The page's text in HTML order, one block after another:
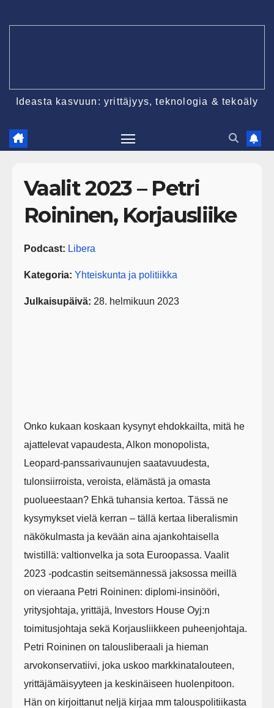
Ideasta kasvuun: yrittäjyys, teknologia & tekoäly
Vaalit 2023 – Petri
Roininen, Korjausliike
Podcast: Libera
Kategoria: Yhteiskunta ja politiikka
Julkaisupäivä: 28. helmikuun 2023
Onko kukaan koskaan kysynyt ehdokkailta, mitä he
ajattelevat vapaudesta, Alkon monopolista,
Leopard-panssarivaunujen saatavuudesta,
tulonsiirroista, veroista, elämästä ja omasta
puolueestaan? Ehkä tuhansia kertoa. Tässä ne
kysymykset vielä kerran – tällä kertaa liberalismin
näkökulmasta ja kevään aina ajankohtaisella
twistillä: valtionvelka ja sota Euroopassa. Vaalit
2023 -podcastin seitsemännessä jaksossa meillä
on vieraana Petri Roininen: diplomi-insinööri,
yritysjohtaja, yrittäjä, Investors House Oyj:n
toimitusjohtaja sekä Korjausliikkeen puheenjohtaja.
Petri Roininen on talousliberaali ja hieman
arvokonservatiivi, joka uskoo markkinatalouteen,
yrittäjämäisyyteen ja keskinäiseen huolenpitoon.
Hän on kirjoittanut neljä kirjaa mm talouspolitiikasta